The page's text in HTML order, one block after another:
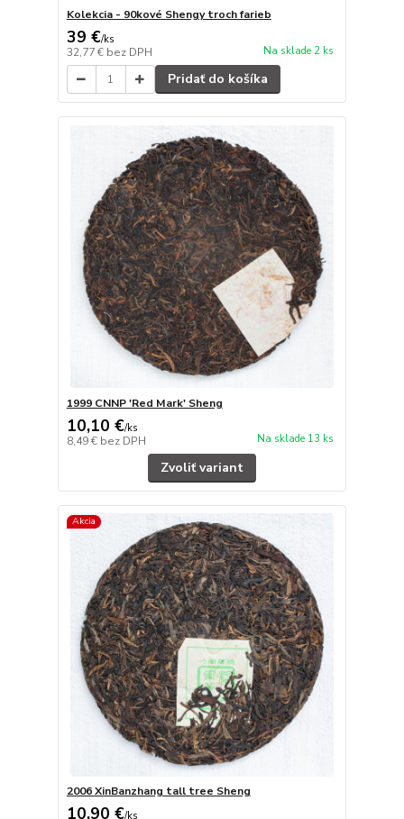
Kolekcia - 90kové Shengy troch farieb
39 €/ks
32,77 € bez DPH Na sklade 2 ks
Pridať do košíka
1999 CNNP 'Red Mark' Sheng
10,10 €/ks
8,49 € bez DPH Na sklade 13 ks
Zvoliť variant
Akcia
2006 XinBanzhang tall tree Sheng
10,90 €/ks